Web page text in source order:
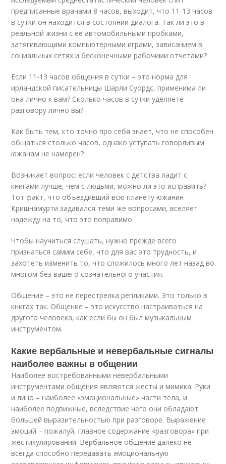
предписанные врачами 8 часов, выходит, что 11-13 часов
в сутки он находится в состоянии диалога. Так ли это в
реальной жизни с ее автомобильными пробками,
затягивающими компьютерными играми, зависанием в
социальных сетях и бесконечными рабочими отчетами?
Если 11-13 часов общения в сутки – это норма для
ирландской писательницы Шарли Суордс, применима ли
она лично к вам? Сколько часов в сутки уделяете
разговору лично вы?
Как быть тем, кто точно про себя знает, что не способен
общаться столько часов, однако уступать говорливым
южанам не намерен?
Возникает вопрос: если человек с детства ладит с
книгами лучше, чем с людьми, можно ли это исправить?
Тот факт, что объездивший всю планету южанин
Кришнамурти задавался теми же вопросами, вселяет
надежду на то, что это поправимо.
Чтобы научиться слушать, нужно прежде всего
признаться самим себе, что для вас это трудность, и
захотеть изменить то, что сложилось много лет назад во
многом без вашего сознательного участия.
Общение – это не перестрелка репликами. Это только в
книгах так. Общение – это искусство настраиваться на
другого человека, как если бы он был музыкальным
инструментом.
Какие вербальные и невербальные сигналы
наиболее важны в общении
Наиболее востребованными невербальными
инструментами общения являются жесты и мимика. Руки
и лицо – наиболее «эмоциональные» части тела, и
наиболее подвижные, вследствие чего они обладают
большей выразительностью при разговоре. Выражение
эмоций – пожалуй, главное содержание «разговора» при
жестикулировании. Вербальное общение далеко не
всегда способно передавать эмоциональную